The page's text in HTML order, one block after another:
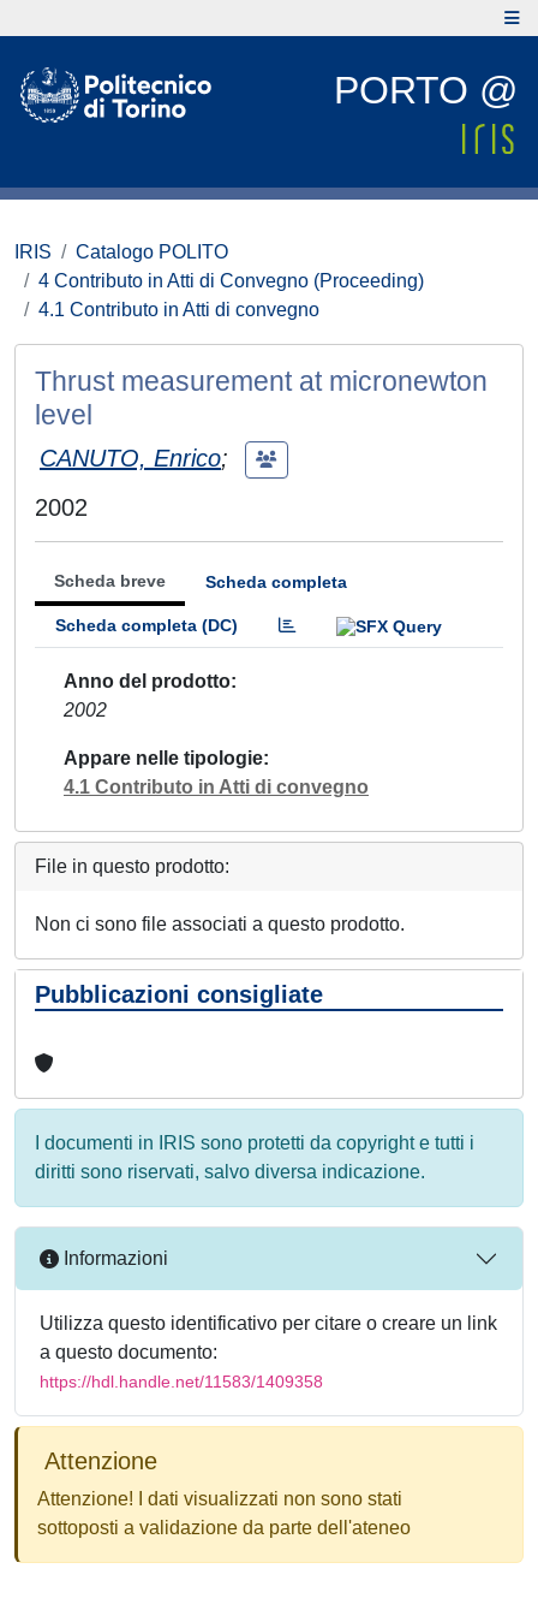
PORTO @
IRIS
Catalogo POLITO
4 Contributo in Atti di Convegno (Proceeding)
4.1 Contributo in Atti di convegno
Thrust measurement at micronewton
level
CANUTO, Enrico;
2002
Scheda breve Scheda completa
Scheda completa (DC)
Anno del prodotto
2002
Appare nelle tipologie
4.1 Contributo in Atti di convegno
File in questo prodotto:
Non ci sono file associati a questo prodotto.
Pubblicazioni consigliate
I documenti in IRIS sono protetti da copyright e tutti i
diritti sono riservati, salvo diversa indicazione.
Informazioni
Utilizza questo identificativo per citare o creare un link
a questo documento:
https://hdl.handle.net/11583/1409358
Attenzione
Attenzione! I dati visualizzati non sono stati
sottoposti a validazione da parte dell'ateneo